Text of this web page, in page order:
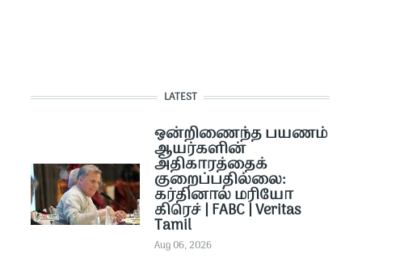
LATEST
ஒன்றிணைந்த பயணம்
ஆயர்களின்
அதிகாரத்தைக்
குறைப்பதில்லை:
கர்தினால் மரியோ
கிரெச் | FABC | Veritas
Tamil
Aug 06, 2026